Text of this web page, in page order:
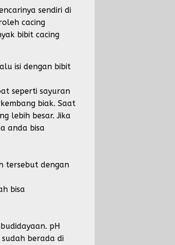
sendiri di
cacing
bibit cacing
isi dengan bibit
seperti sayuran
biak. Saat
lebih besar. Jika
anda bisa
tersebut dengan
bisa
pH
berada di